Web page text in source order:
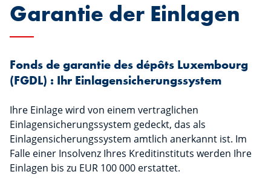
Garantie der Einlagen
Fonds de garantie des dépôts Luxembourg
(FGDL) : Ihr Einlagensicherungssystem
Ihre Einlage wird von einem vertraglichen
Einlagensicherungssystem gedeckt, das als
Einlagensicherungssystem amtlich anerkannt ist. Im
Falle einer Insolvenz Ihres Kreditinstituts werden Ihre
Einlagen bis zu EUR 100 000 erstattet.